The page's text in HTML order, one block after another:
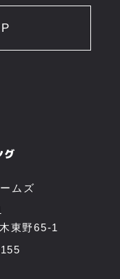
場合であっ
当該事務の遂
は公表をしてい
三者への提供
げる場合は第
要な範囲内に
たは一部を委
業の承継に伴
ムズ
東野65-1